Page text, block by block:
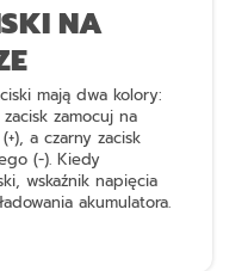
NA
mają dwa kolory:
zamocuj na
a czarny zacisk
(-). Kiedy
wskaźnik napięcia
akumulatora.